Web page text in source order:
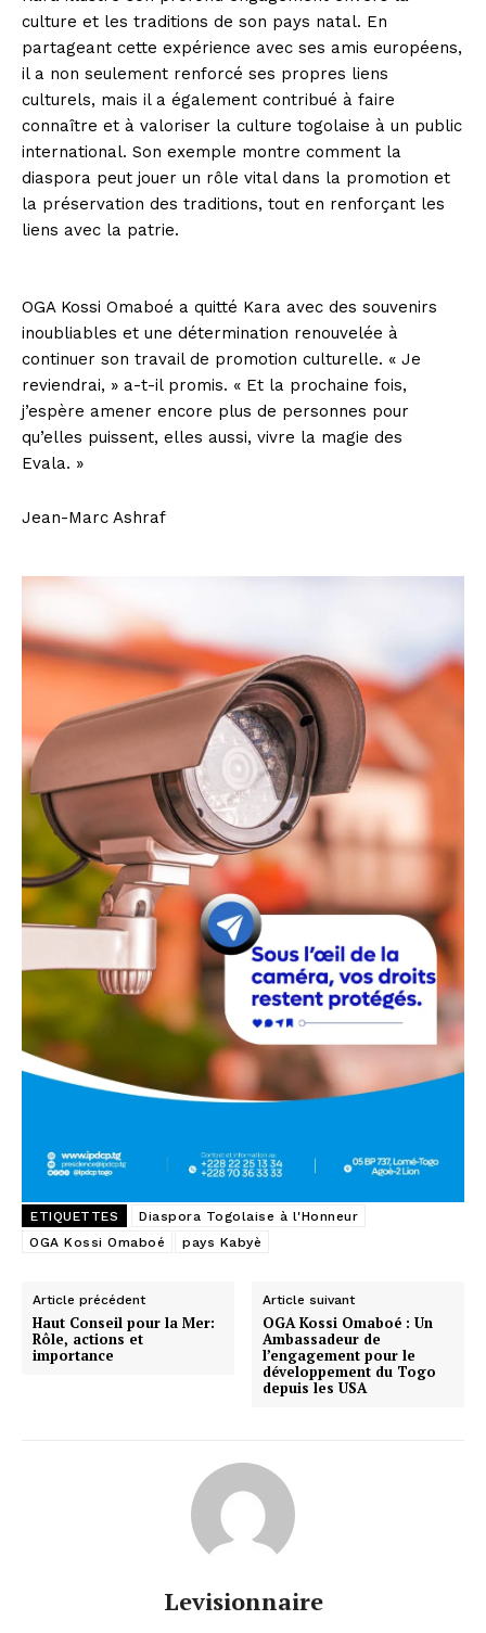
culture et les traditions de son pays natal. En
partageant cette expérience avec ses amis européens,
il a non seulement renforcé ses propres liens
culturels, mais il a également contribué à faire
connaître et à valoriser la culture togolaise à un public
international. Son exemple montre comment la
diaspora peut jouer un rôle vital dans la promotion et
la préservation des traditions, tout en renforçant les
liens avec la patrie.
OGA Kossi Omaboé a quitté Kara avec des souvenirs
inoubliables et une détermination renouvelée à
continuer son travail de promotion culturelle. « Je
reviendrai, » a-t-il promis. « Et la prochaine fois,
j’espère amener encore plus de personnes pour
qu’elles puissent, elles aussi, vivre la magie des
Evala. »
Jean-Marc Ashraf
ETIQUETTES
Diaspora Togolaise à l'Honneur
OGA Kossi Omaboé
pays Kabyè
Article précédent
Haut Conseil pour la Mer:
Rôle, actions et
importance
Article suivant
OGA Kossi Omaboé : Un
Ambassadeur de
l’engagement pour le
développement du Togo
depuis les USA
Levisionnaire